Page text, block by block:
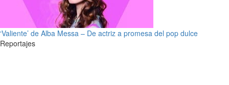
‘Valiente’ de Alba Messa – De actriz a promesa del pop dulce
Reportajes